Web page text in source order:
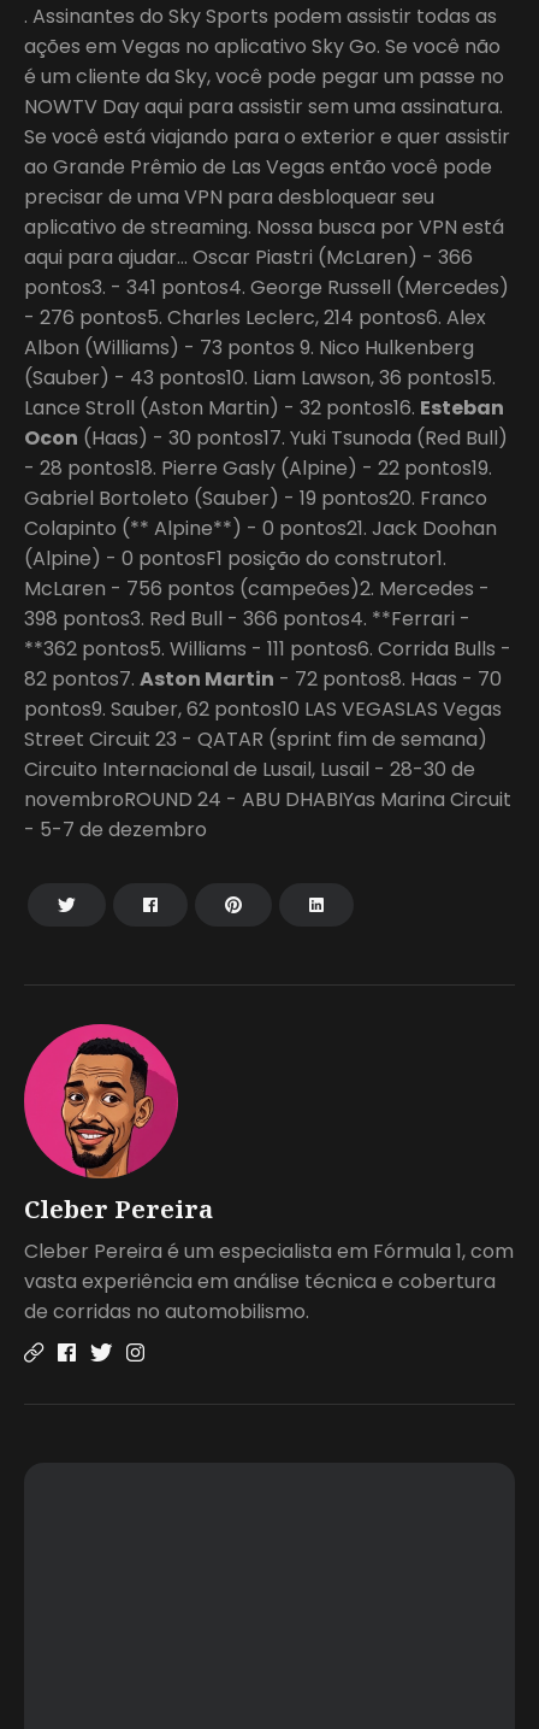
Cleber Pereira
Cleber Pereira é um especialista em Fórmula 1, com
vasta experiência em análise técnica e cobertura
de corridas no automobilismo.
. Assinantes do Sky Sports podem assistir todas as
ações em Vegas no aplicativo Sky Go. Se você não
é um cliente da Sky, você pode pegar um passe no
NOWTV Day aqui para assistir sem uma assinatura.
Se você está viajando para o exterior e quer assistir
ao Grande Prêmio de Las Vegas então você pode
precisar de uma VPN para desbloquear seu
aplicativo de streaming. Nossa busca por VPN está
aqui para ajudar… Oscar Piastri (McLaren) - 366
pontos3. - 341 pontos4. George Russell (Mercedes)
- 276 pontos5. Charles Leclerc, 214 pontos6. Alex
Albon (Williams) - 73 pontos 9. Nico Hulkenberg
(Sauber) - 43 pontos10. Liam Lawson, 36 pontos15.
Lance Stroll (Aston Martin) - 32 pontos16. Esteban
Ocon (Haas) - 30 pontos17. Yuki Tsunoda (Red Bull)
- 28 pontos18. Pierre Gasly (Alpine) - 22 pontos19.
Gabriel Bortoleto (Sauber) - 19 pontos20. Franco
Colapinto (** Alpine**) - 0 pontos21. Jack Doohan
(Alpine) - 0 pontosF1 posição do construtor1.
McLaren - 756 pontos (campeões)2. Mercedes -
398 pontos3. Red Bull - 366 pontos4. **Ferrari -
**362 pontos5. Williams - 111 pontos6. Corrida Bulls -
82 pontos7. Aston Martin - 72 pontos8. Haas - 70
pontos9. Sauber, 62 pontos10 LAS VEGASLAS Vegas
Street Circuit 23 - QATAR (sprint fim de semana)
Circuito Internacional de Lusail, Lusail - 28-30 de
novembroROUND 24 - ABU DHABIYas Marina Circuit
- 5-7 de dezembro